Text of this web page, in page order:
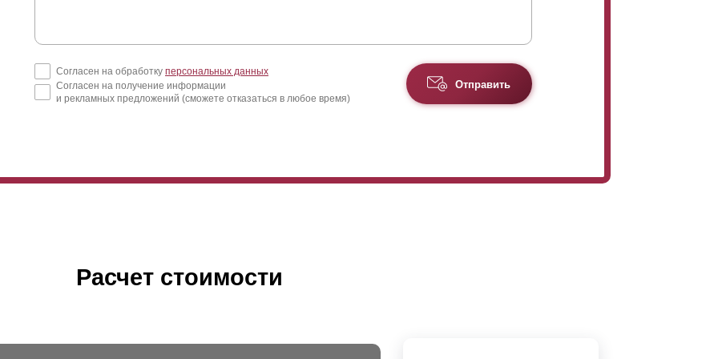
Согласен на обработку персональных данных
Согласен на получение информации
и рекламных предложений (сможете отказаться в любое время)
Отправить
Расчет стоимости